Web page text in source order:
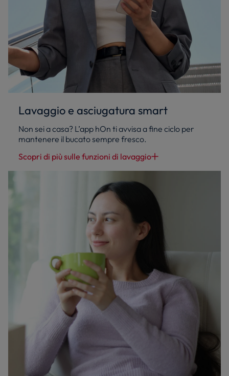
Lavaggio e asciugatura smart
Non sei a casa? L’app hOn ti avvisa a fine ciclo per
mantenere il bucato sempre fresco.
Scopri di più sulle funzioni di lavaggio